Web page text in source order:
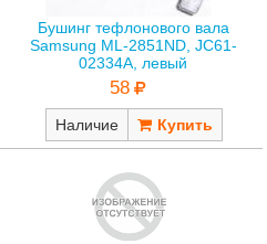
Бушинг тефлонового вала
Samsung ML-2851ND, JC61-
02334A, левый
58
Наличие